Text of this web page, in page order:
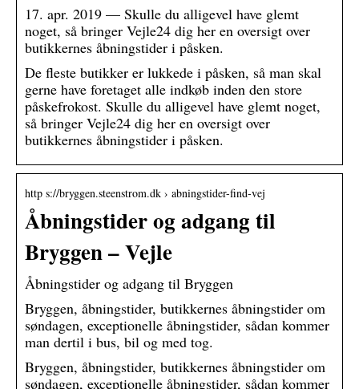
17. apr. 2019 — Skulle du alligevel have glemt
noget, så bringer Vejle24 dig her en oversigt over
butikkernes åbningstider i påsken.
De fleste butikker er lukkede i påsken, så man skal
gerne have foretaget alle indkøb inden den store
påskefrokost. Skulle du alligevel have glemt noget,
så bringer Vejle24 dig her en oversigt over
butikkernes åbningstider i påsken.
http s://bryggen.steenstrom.dk › abningstider-find-vej
Åbningstider og adgang til
Bryggen – Vejle
Åbningstider og adgang til Bryggen
Bryggen, åbningstider, butikkernes åbningstider om
søndagen, exceptionelle åbningstider, sådan kommer
man dertil i bus, bil og med tog.
Bryggen, åbningstider, butikkernes åbningstider om
søndagen, exceptionelle åbningstider, sådan kommer